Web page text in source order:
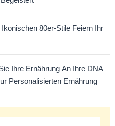
80er-Stile Feiern Ihr
Ihre Ernährung An Ihre DNA
Personalisierten Ernährung